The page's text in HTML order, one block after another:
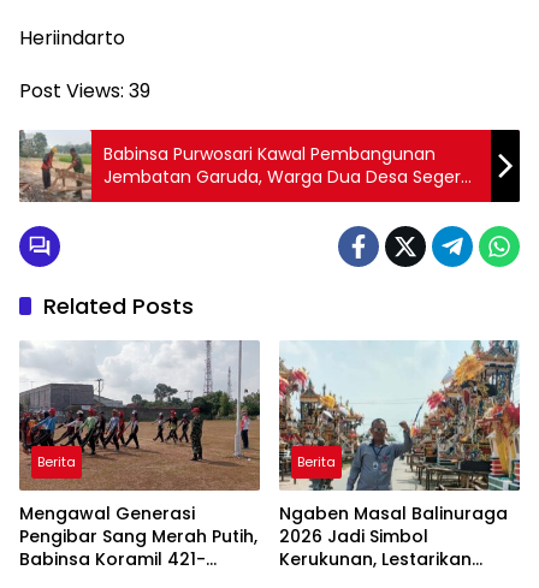
Heriindarto
Post Views: 39
Babinsa Purwosari Kawal Pembangunan
Jembatan Garuda, Warga Dua Desa Segera
Nikmati Akses yang Lebih Baik
Related Posts
Berita
Mengawal Generasi
Pengibar Sang Merah Putih,
Babinsa Koramil 421-
Berita
Ngaben Masal Balinuraga
2026 Jadi Simbol
Kerukunan, Lestarikan